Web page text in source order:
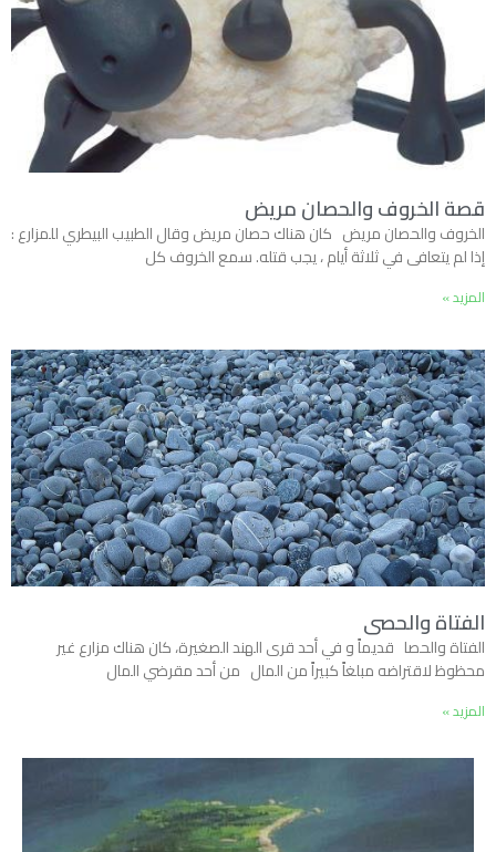
قصة الخروف والحصان مريض
الخروف والحصان مريض كان هناك حصان مريض وقال الطبيب البيطري للمزارع :
إذا لم يتعافى في ثلاثة أيام ، يجب قتله. سمع الخروف كل
المزيد »
الفتاة والحصى
الفتاة والحصا قديماً و في أحد قرى الهند الصغيرة، كان هناك مزارع غير
محظوظ لاقتراضه مبلغاً كبيراً من المال من أحد مقرضي المال
المزيد »